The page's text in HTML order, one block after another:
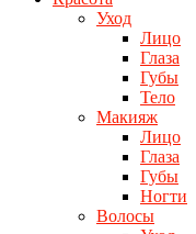
Уход
Лицо
Глаза
Губы
Тело
Макияж
Лицо
Глаза
Губы
Ногти
Волосы